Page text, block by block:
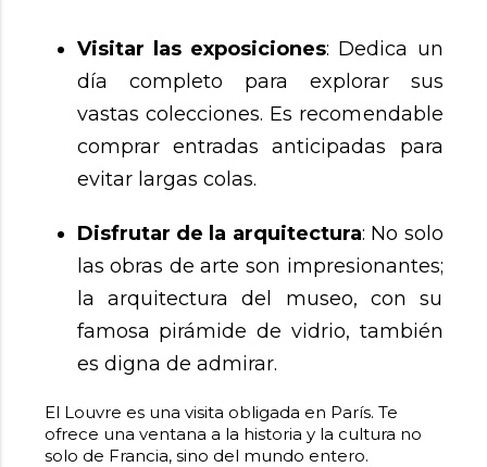
Visitar las exposiciones: Dedica un
día completo para explorar sus
vastas colecciones. Es recomendable
comprar entradas anticipadas para
evitar largas colas.
Disfrutar de la arquitectura: No solo
las obras de arte son impresionantes;
la arquitectura del museo, con su
famosa pirámide de vidrio, también
es digna de admirar.
El Louvre es una visita obligada en París. Te
ofrece una ventana a la historia y la cultura no
solo de Francia, sino del mundo entero.